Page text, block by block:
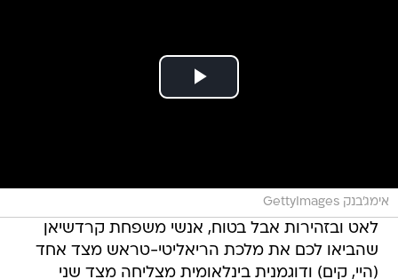
אימג'בנק GettyImages
לאט ובזהירות אבל בטוח, אנשי משפחת קרדשיאן
שהביאו לכם את מלכת הריאליטי-טראש מצד אחד
(היי, קים) ודוגמנית בינלאומית מצליחה מצד שני